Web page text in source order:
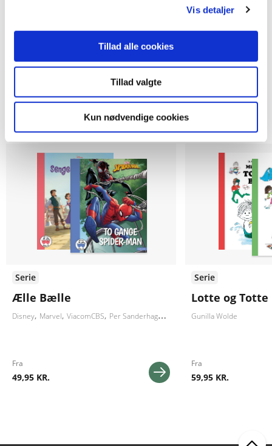
Vis detaljer
Tillad alle cookies
Tillad valgte
Kun nødvendige cookies
Andre har også købt
Serie
Ælle Bælle
Disney Marvel ViacomCBS Per Sanderhage Carla og Vilhelm Hansen
Fra
49,95 KR.
Serie
Lotte og Totte
Gunilla Wolde
Fra
59,95 KR.